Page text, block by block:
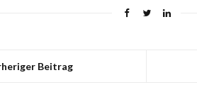
Beitrag